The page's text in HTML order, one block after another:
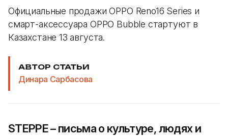
Официальные продажи OPPO Reno16 Series и
смарт-аксессуара OPPO Bubble стартуют в
Казахстане 13 августа.
АВТОР СТАТЬИ
Динара Сарбасова
STEPPE – письма о культуре, людях и